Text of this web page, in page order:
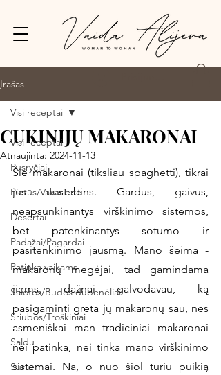
Įrašas
Visi receptai
Pusryčiai
Pietūs/Vakarienė
Desertai
Padažai/Pagardai
Patinka vaikams
Salotos/Budos dubenėliai
Sriubos/Troškiniai
Saldu
Sūru
Visi receptai
CUKINIJŲ MAKARONAI
Atnaujinta: 2024-11-13
Šie makaronai (tiksliau spaghetti), tikrai
jus nustebins. Gardūs, gaivūs,
neapsunkinantys virškinimo sistemos,
bet patenkinantys sotumo ir
pasitenkinimo jausmą. Mano šeima -
makaronų megėjai, tad gamindama
jiems, dažnai galvodavau, ką
pasigaminti greta jų makaronų sau, nes
asmeniškai man tradiciniai makaronai
nei patinka, nei tinka mano virškinimo
sistemai. Na, o nuo šiol turiu puikią